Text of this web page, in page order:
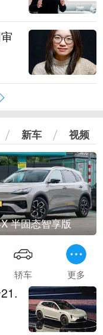
新车 视频
半固态智享版
轿车 更多